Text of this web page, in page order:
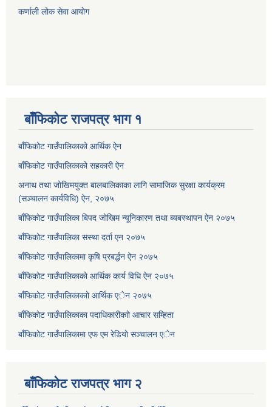
कर्णाली लोक सेवा आयाेग
बाँफिकोट राजपत्र भाग १
बाँफिकोट गाउँपालिकाको आर्थिक ऐन
बाँफिकोट गाउँपालिकाको सहकारी ऐन
अनाथ तथा जोखिमयुक्त बालबालिकाका लागि सामाजिक सुरक्षा कार्यक्रम
(सञ्चालन कार्यविधि) ऐन, २०७५
बाँफिकोट गाउँपालिका बिपद जोखिम न्यूनिकारण तथा ब्यबस्थापन ऐन २०७५
बाँफिकोट गाउँपालिका सस्था दर्ता एन २०७५
बाँफिकोट गाउँपालिकामा कृषि प्रबर्द्धन ऐन २०७५
बाँफिकोट गाउँपालिकाकाे आर्थिक कार्य विधि ऐन २०७५
बाँफिकोट गाउँपालिकाकाो आर्थिक एेन २०७५
बाँफिकोट गाउँपालिकाका पदाधिकारीकाो आचार सम्हिता
बाँफिकोट गाउँपालिकामा एफ एम रेडियाे सञ्चालन एेन
बाँफिकोट राजपत्र भाग २